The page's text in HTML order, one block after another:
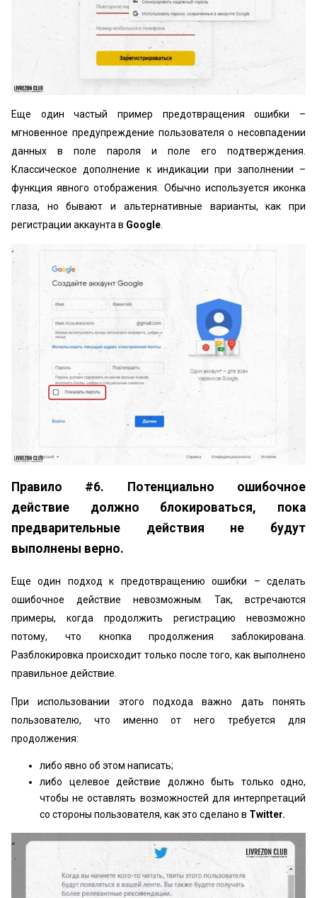
Еще один частый пример предотвращения ошибки –
мгновенное предупреждение пользователя о несовпадении
данных в поле пароля и поле его подтверждения.
Классическое дополнение к индикации при заполнении –
функция явного отображения. Обычно используется иконка
глаза, но бывают и альтернативные варианты, как при
регистрации аккаунта в Google
Правило #6. Потенциально ошибочное
действие должно блокироваться, пока
предварительные действия не будут
выполнены верно.
Еще один подход к предотвращению ошибки – сделать
ошибочное действие невозможным. Так, встречаются
примеры, когда продолжить регистрацию невозможно
потому, что кнопка продолжения заблокирована.
Разблокировка происходит только после того, как выполнено
правильное действие.
При использовании этого подхода важно дать понять
пользователю, что именно от него требуется для
продолжения:
либо явно об этом написать;
либо целевое действие должно быть только одно,
чтобы не оставлять возможностей для интерпретаций
со стороны пользователя, как это сделано в Twitter.